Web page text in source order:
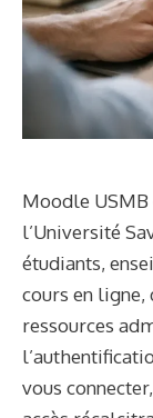
Moodle
l’Université
étudiants,
cours en
ressources
vous